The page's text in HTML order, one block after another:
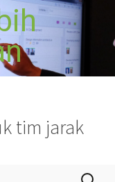
tim jarak
Cari